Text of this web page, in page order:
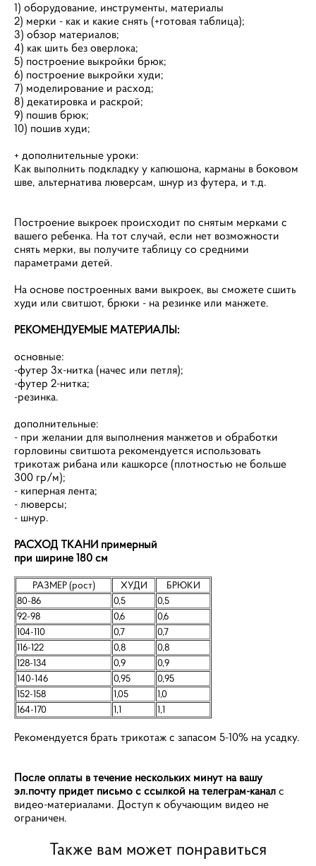
1) оборудование, инструменты, материалы
2) мерки - как и какие снять (+готовая таблица);
3) обзор материалов;
4) как шить без оверлока;
5) построение выкройки брюк;
6) построение выкройки худи;
7) моделирование и расход;
8) декатировка и раскрой;
9) пошив брюк;
10) пошив худи;
+ дополнительные уроки:
Как выполнить подкладку у капюшона, карманы в боковом
шве, альтернатива люверсам, шнур из футера, и т.д.
Построение выкроек происходит по снятым мерками с
вашего ребенка. На тот случай, если нет возможности
снять мерки, вы получите таблицу со средними
параметрами детей.
На основе построенных вами выкроек, вы сможете сшить
худи или свитшот, брюки - на резинке или манжете.
РЕКОМЕНДУЕМЫЕ МАТЕРИАЛЫ:
основные:
-футер 3х-нитка (начес или петля);
-футер 2-нитка;
-резинка.
дополнительные:
- при желании для выполнения манжетов и обработки
горловины свитшота рекомендуется использовать
трикотаж рибана или кашкорсе (плотностью не больше
300 гр/м);
- киперная лента;
- люверсы;
- шнур.
РАСХОД ТКАНИ примерный
при ширине 180 см
РАЗМЕР (рост) ХУДИ
БРЮКИ
80-86
0,5
0,5
92-98
0,6
0,6
104-110
0,7
0,7
116-122
0,8
0,8
128-134
0,9
0,9
140-146
0,95
0,95
152-158
1,05
1,0
164-170
1,1 1,1
Рекомендуется брать трикотаж с запасом 5-10% на усадку.
После оплаты в течение нескольких минут на вашу
эл.почту придет письмо с ссылкой на телеграм-канал с
видео-материалами. Доступ к обучающим видео не
ограничен.
Также вам может понравиться